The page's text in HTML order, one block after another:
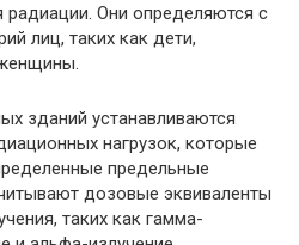
Они определяются с
лиц, таких как дети,
зданий устанавливаются
нагрузок, которые
предельные
дозовые эквиваленты
таких как гамма-